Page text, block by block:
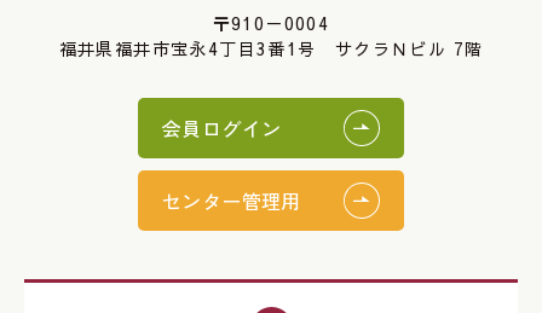
〒910－0004
福井県福井市宝永4丁目3番1号 サクラＮビル 7階
会員ログイン
センター管理用